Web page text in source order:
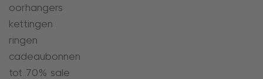
oorhangers
kettingen
ringen
cadeaubonnen
tot 70% sale